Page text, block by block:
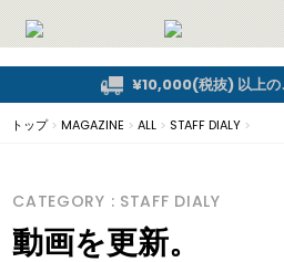
¥10,000(税抜) 以上の
トップ> MAGAZINE > ALL > STAFF DIALY >
CATEGORY : STAFF DIALY
動画を更新。